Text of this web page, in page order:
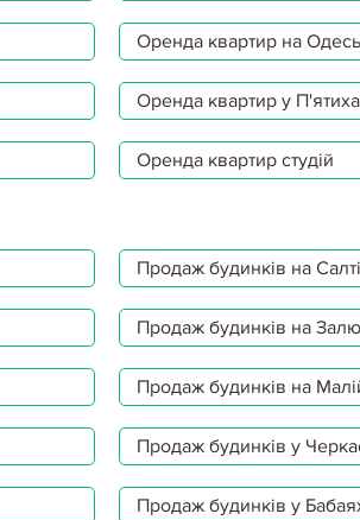
Оренда квартир на
Оренда квартир у
Оренда квартир студій
Продаж будинків на
Продаж будинків на
Продаж будинків на
Продаж будинків у
Продаж будинків у